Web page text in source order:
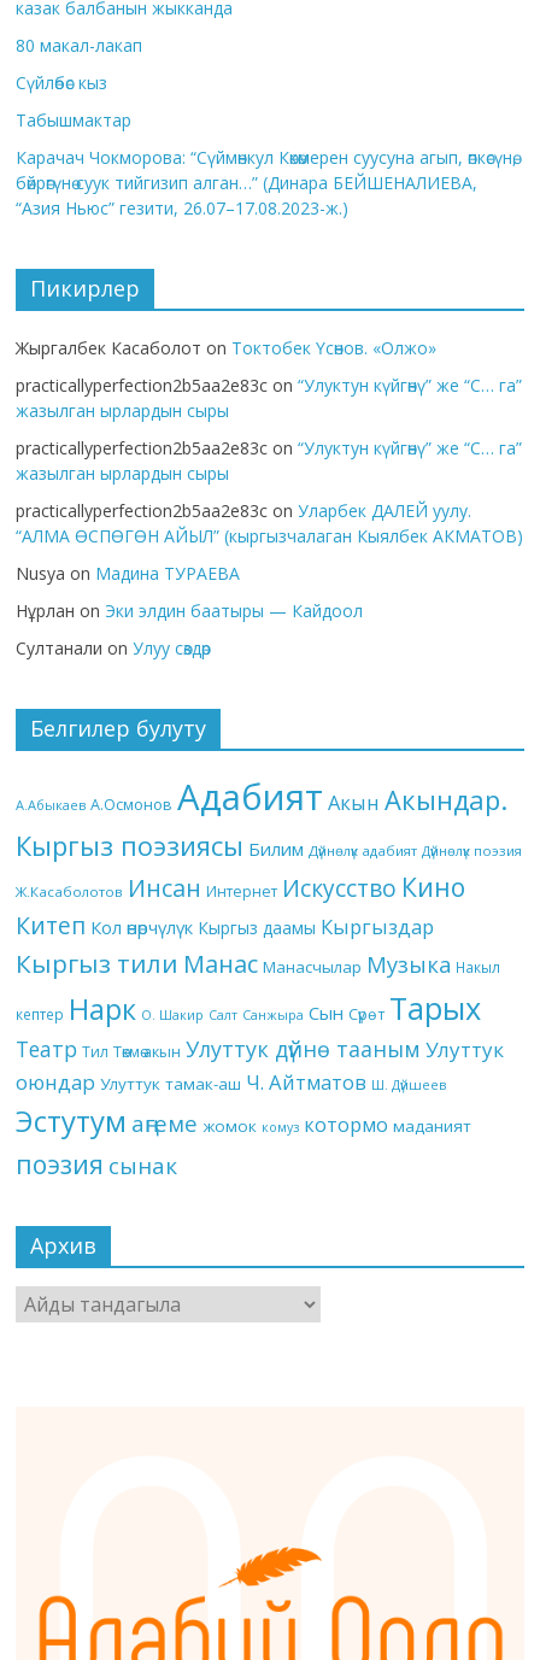
казак балбанын жыкканда
80 макал-лакап
Сүйлөбөс кыз
Табышмактар
Карачач Чокморова: “Сүймөнкул Көкөмерен суусуна агып, өпкөсүнө,
бөйрөгүнө суук тийгизип алган…” (Динара БЕЙШЕНАЛИЕВА,
“Азия Ньюс” гезити, 26.07–17.08.2023-ж.)
Пикирлер
Жыргалбек Касаболот on Токтобек Үсөнов. «Олжо»
practicallyperfection2b5aa2e83c on“Улуктун күйгөнү” же “С… га”
жазылган ырлардын сыры
practicallyperfection2b5aa2e83c on“Улуктун күйгөнү” же “С… га”
жазылган ырлардын сыры
practicallyperfection2b5aa2e83c onУларбек ДАЛЕЙ уулу.
“АЛМА ӨСПӨГӨН АЙЫЛ” (кыргызчалаган Кыялбек АКМАТОВ)
Nusya on Мадина ТУРАЕВА
Нұрлан on Эки элдин баатыры — Кайдоол
Султанали onУлуу сөздөр
Белгилер булуту
А.Абыкаев А.Осмонов Адабият Акын Акындар.
Кыргыз поэзиясы Билим Дүйнөлүк адабият Дүйнөлүк поэзия
Ж.Касаболотов Инсан Интернет Искусство Кино
Китеп Кол өнөрчүлүк Кыргыз даамы Кыргыздар
Кыргыз тили Манас Манасчылар Музыка Накыл
кептер Нарк О. Шакир Салт Санжыра Сын Сүрөт Тарых
Театр Тил Төкмө акын Улуттук дүйнө тааным Улуттук
оюндар Улуттук тамак-аш Ч. Айтматов Ш. Дүйшеев
Эстутум аңгеме жомок комуз котормо маданият
поэзия сынак
Архив
Архив